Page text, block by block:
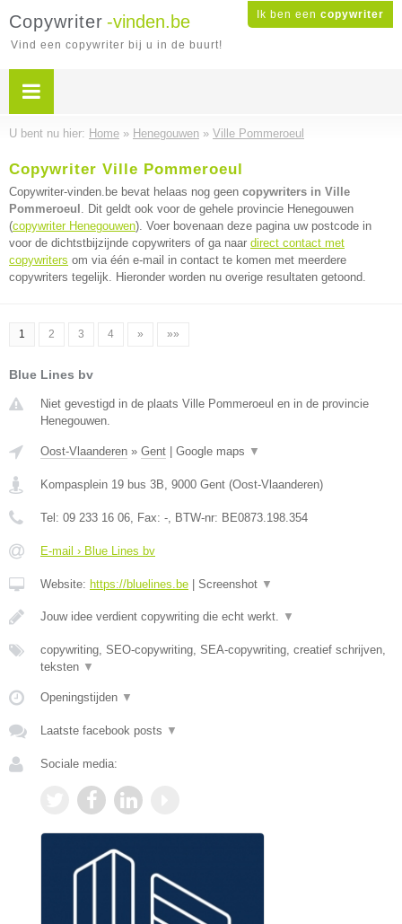
Ik ben een copywriter
Copywriter -vinden.be
Vind een copywriter bij u in de buurt!
U bent nu hier: Home » Henegouwen » Ville Pommeroeul
Copywriter Ville Pommeroeul
Copywriter-vinden.be bevat helaas nog geen copywriters in Ville
Pommeroeul . Dit geldt ook voor de gehele provincie Henegouwen
(copywriter Henegouwen). Voer bovenaan deze pagina uw postcode in
voor de dichtstbijzijnde copywriters of ga naar direct contact met
copywriters om via één e-mail in contact te komen met meerdere
copywriters tegelijk. Hieronder worden nu overige resultaten getoond.
1 2 3 4 » »»
Blue Lines bv
Niet gevestigd in de plaats Ville Pommeroeul en in de provincie
Henegouwen.
Oost-Vlaanderen » Gent Google maps ▼
Kompasplein 19 bus 3B, 9000 Gent (Oost-Vlaanderen)
Tel: 09 233 16 06, Fax: -, BTW-nr: BE0873.198.354
E-mail › Blue Lines bv
Website: https://bluelines.be Screenshot ▼
Jouw idee verdient copywriting die echt werkt. ▼
copywriting, SEO-copywriting, SEA-copywriting, creatief schrijven,
teksten ▼
Openingstijden ▼
Laatste facebook posts ▼
Sociale media: